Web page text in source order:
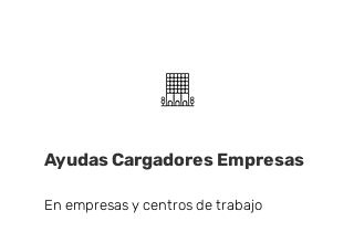
Ayudas Cargadores Empresas
En empresas y centros de trabajo